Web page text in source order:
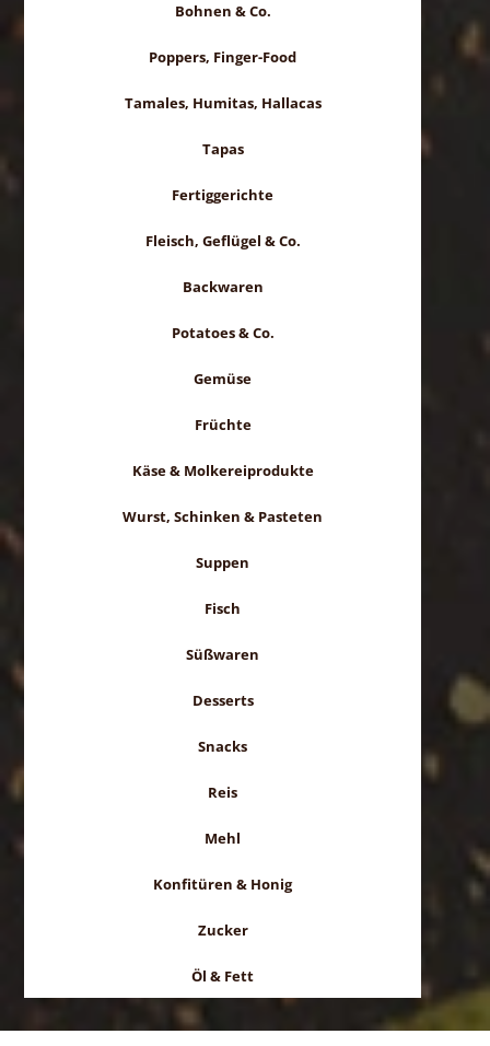
Bohnen & Co.
Poppers, Finger-Food
Tamales, Humitas, Hallacas
Tapas
Fertiggerichte
Fleisch, Geflügel & Co.
Backwaren
Potatoes & Co.
Gemüse
Früchte
Käse & Molkereiprodukte
Wurst, Schinken & Pasteten
Suppen
Fisch
Süßwaren
Desserts
Snacks
Reis
Mehl
Konfitüren & Honig
Zucker
Öl & Fett